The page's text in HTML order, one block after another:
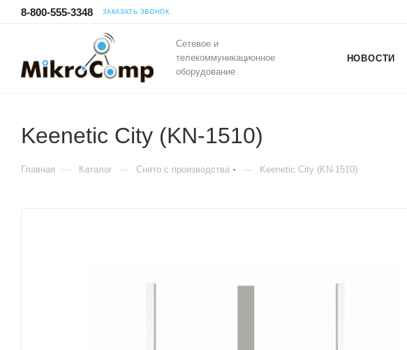
8-800-555-3348 ЗАКАЗАТЬ ЗВОНОК
Сетевое и
телекоммуникационное
оборудование
НОВОСТИ
Keenetic City (KN-1510)
Главная — Каталог — Снято с производства — Keenetic City (KN-1510)